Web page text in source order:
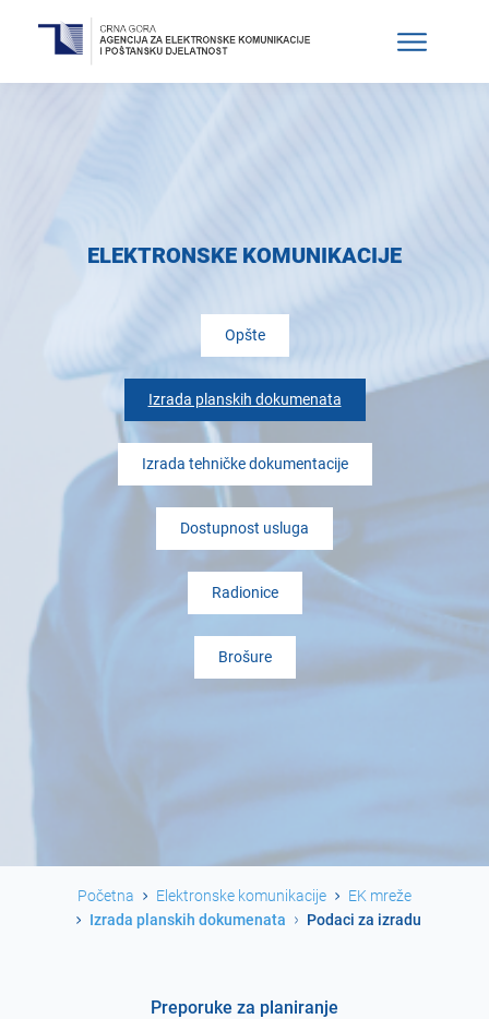
ELEKTRONSKE KOMUNIKACIJE
Opšte
Izrada planskih dokumenata
Izrada tehničke dokumentacije
Dostupnost usluga
Radionice
Brošure
Početna Elektronske komunikacije
EK mreže
Izrada planskih dokumenata
Podaci za izradu
Preporuke za planiranje